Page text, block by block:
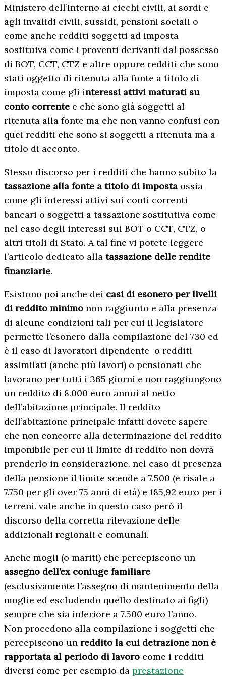
Ministero dell’Interno ai ciechi civili, ai sordi e
agli invalidi civili, sussidi, pensioni sociali o
come anche redditi soggetti ad imposta
sostituiva come i proventi derivanti dal possesso
di BOT, CCT, CTZ e altre oppure redditi che sono
stati oggetto di ritenuta alla fonte a titolo di
imposta come gli interessi attivi maturati su
conto corrente e che sono già soggetti al
ritenuta alla fonte ma che non vanno confusi con
quei redditi che sono si soggetti a ritenuta ma a
titolo di acconto.
Stesso discorso per i redditi che hanno subito la
tassazione alla fonte a titolo di imposta ossia
come gli interessi attivi sui conti correnti
bancari o soggetti a tassazione sostitutiva come
nel caso degli interessi sui BOT o CCT, CTZ, o
altri titoli di Stato. A tal fine vi potete leggere
l’articolo dedicato alla tassazione delle rendite
finanziarie.
Esistono poi anche dei casi di esonero per livelli
di reddito minimo non raggiunto e alla presenza
di alcune condizioni tali per cui il legislatore
permette l’esonero dalla compilazione del 730 ed
è il caso di lavoratori dipendente o redditi
assimilati (anche più lavori) o pensionati che
lavorano per tutti i 365 giorni e non raggiungono
un reddito di 8.000 euro annui al netto
dell’abitazione principale. Il reddito
dell’abitazione principale infatti dovete sapere
che non concorre alla determinazione del reddito
imponibile per cui il limite di reddito non dovrà
prenderlo in considerazione. nel caso di presenza
della pensione il limite scende a 7.500 (e risale a
7.750 per gli over 75 anni di età) e 185,92 euro per i
terreni. vale anche in questo caso però il
discorso della corretta rilevazione delle
addizionali regionali e comunali.
Anche mogli (o mariti) che percepiscono un
assegno dell’ex coniuge familiare
(esclusivamente l’assegno di mantenimento della
moglie ed escludendo quello destinato ai figli)
sempre che sia inferiore a 7.500 euro l’anno.
Non procedono alla compilazione i soggetti che
percepiscono un reddito la cui detrazione non è
rapportata al periodo di lavoro come i redditi
diversi come per esempio da prestazione